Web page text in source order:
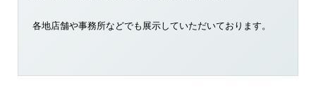
各地店舗や事務所などでも展示していただいております。